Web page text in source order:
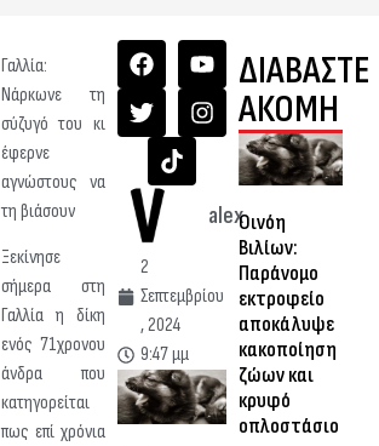
Γαλλία:
Νάρκωνε τη
σύζυγό του κι
έφερνε
αγνώστους να
τη βιάσουν
Ξεκίνησε
σήμερα στη
Γαλλία η δίκη
ενός 71χρονου
άνδρα που
κατηγορείται
πως επί χρόνια
alex
2
Σεπτεμβρίου
, 2024
9:47 μμ
ΔΙΑΒΑΣΤΕ
ΑΚΟΜΗ
Οινόη
Βιλίων:
Παράνομο
εκτροφείο
αποκάλυψε
κακοποίηση
ζώων και
κρυφό
οπλοστάσιο